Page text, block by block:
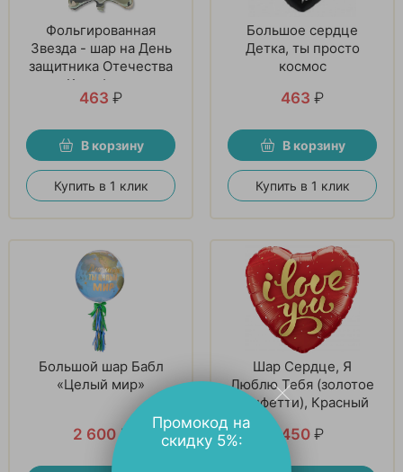
Фольгированная
Звезда - шар на День
защитника Отечества
Камуфляж
463 ₽
В корзину
Купить в 1 клик
Большое сердце
Детка, ты просто
космос
463 ₽
В корзину
Купить в 1 клик
Большой шар Бабл
«Целый мир»
2 600₽
Шар Сердце, Я
Люблю Тебя (золотое
конфетти), Красный
450 ₽
Промокод на
скидку 5%: